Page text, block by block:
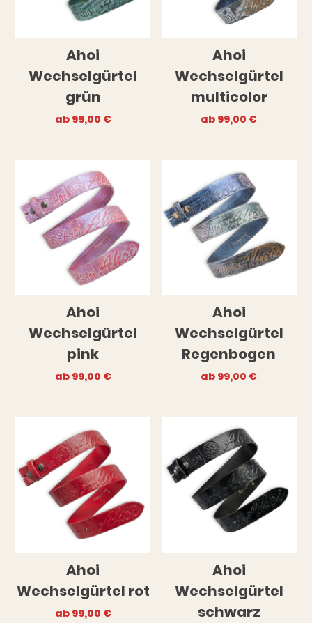
Ahoi
Wechselgürtel
grün
ab 99,00 €
Ahoi
Wechselgürtel
multicolor
ab 99,00 €
Ahoi
Wechselgürtel
pink
ab 99,00 €
Ahoi
Wechselgürtel
Regenbogen
ab 99,00 €
Ahoi
Wechselgürtel rot
ab 99,00 €
Ahoi
Wechselgürtel
schwarz